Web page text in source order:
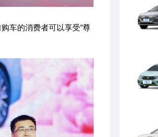
车的消费者可以享受“尊